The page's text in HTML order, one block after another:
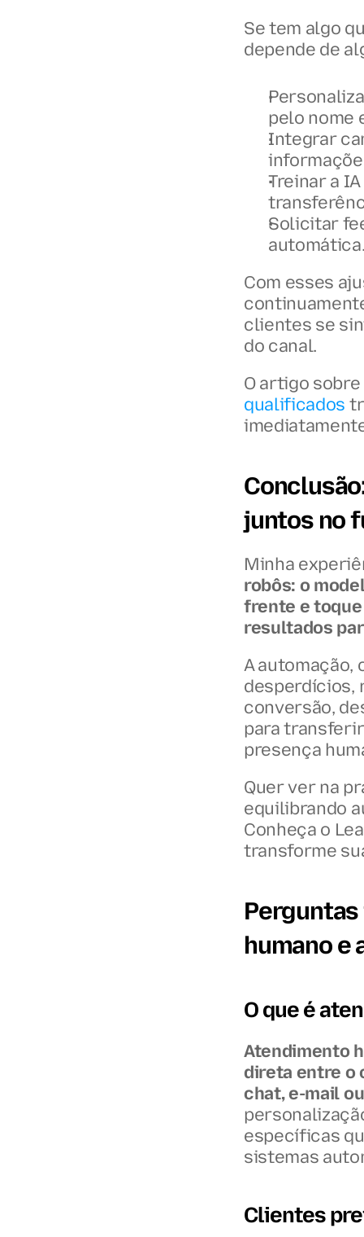
Se tem algo
depende de
pelo nome
Integrar
Treinar a
Solicitar
Com esses
clientes se
do canal.
O artigo sobre
qualificados
juntos no
Minha
robôs: o
frente e toque
resultados
A automação,
desperdícios,
conversão,
para
presença
Quer ver na
equilibrando
Conheça o
transforme
humano e
O que é
Atendimento
direta entre o
chat, e-mail
específicas
sistemas
Clientes